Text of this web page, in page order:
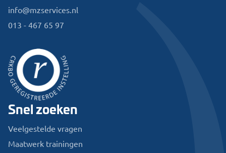
info@mzservices.nl
013 - 467 65 97
Snel zoeken
Veelgestelde vragen
Maatwerk trainingen